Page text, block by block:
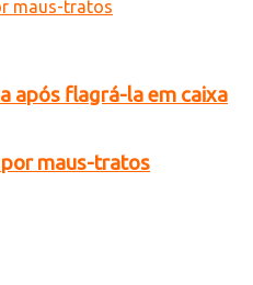
após flagrá-la em caixa
por maus-tratos